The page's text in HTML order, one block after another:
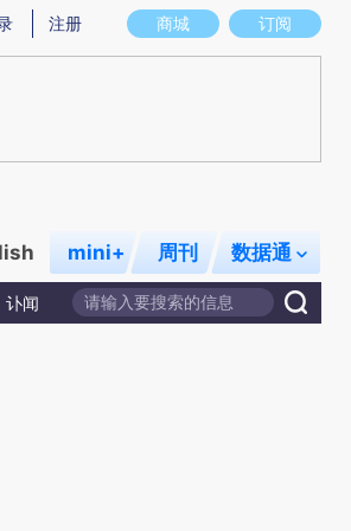
图存在偏差。不代表财新观点和立场。推荐点击链
商城 订阅
注册
mini+ 周刊 数据通
讣闻